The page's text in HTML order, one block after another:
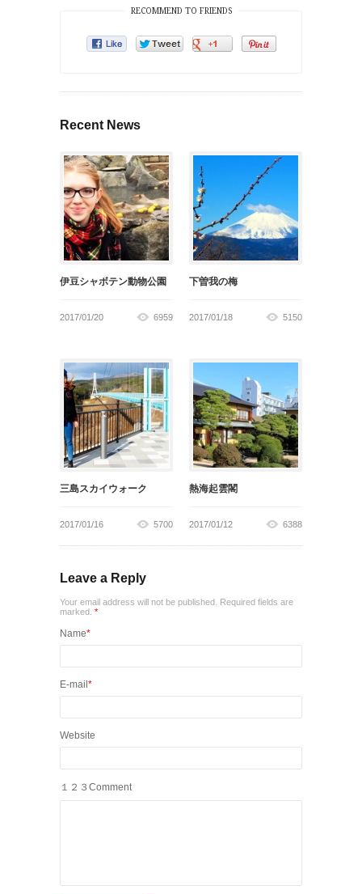
RECOMMEND TO FRIENDS
Recent News
伊豆シャボテン動物公園
2017/01/20 6959
下曽我の梅
2017/01/18 5150
三島スカイウォーク
2017/01/16 5700
熱海起雲閣
2017/01/12 6388
Leave a Reply
Your email address will not be published. Required fields are
marked. *
Name*
E-mail *
Website
１２３Comment